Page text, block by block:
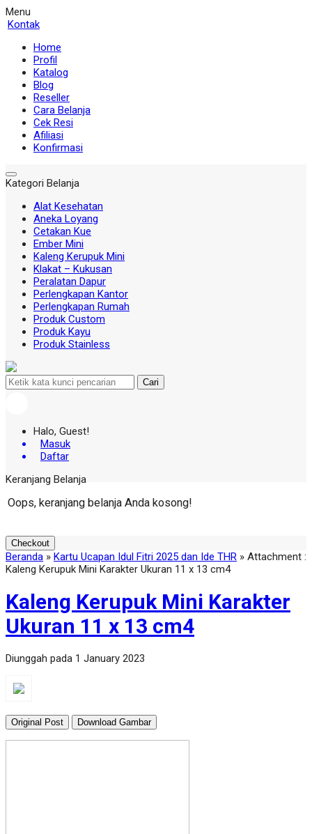
Menu
Kontak
Home
Profil
Katalog
Blog
Reseller
Cara Belanja
Cek Resi
Afiliasi
Konfirmasi
Kategori Belanja
Alat Kesehatan
Aneka Loyang
Cetakan Kue
Ember Mini
Kaleng Kerupuk Mini
Klakat – Kukusan
Peralatan Dapur
Perlengkapan Kantor
Perlengkapan Rumah
Produk Custom
Produk Kayu
Produk Stainless
Cari
Halo, Guest!
Masuk
Daftar
Keranjang Belanja
Oops, keranjang belanja Anda kosong!
Checkout
Beranda » Kartu Ucapan Idul Fitri 2025 dan Ide THR » Attachment :
Kaleng Kerupuk Mini Karakter Ukuran 11 x 13 cm4
Kaleng Kerupuk Mini Karakter
Ukuran 11 x 13 cm4
Diunggah pada 1 January 2023
Original Post Download Gambar